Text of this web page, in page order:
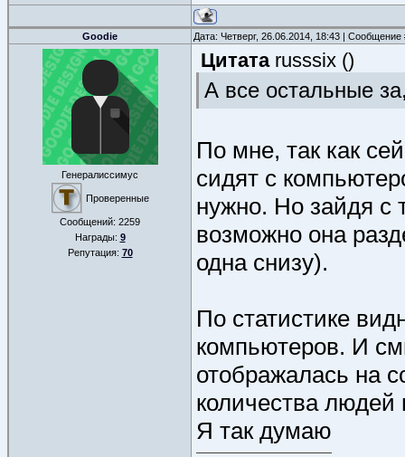
Goodie Дата: Четверг, 26.06.2014, 18:43 |
Генералиссимус
Проверенные
Сообщений: 2259
Награды: 9
Репутация: 70
Цитата russsix ()
А все остальные
По мне, так как
сидят с
нужно. Но зайдя с
возможно она
одна снизу).
По статистике
компьютеров. И
отображалась на
количества людей
Я так думаю